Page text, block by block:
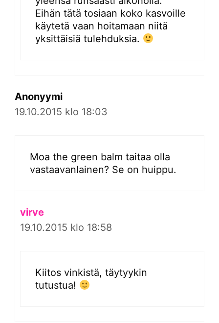
Eihän tätä tosiaan koko kasvoille
käytetä vaan hoitamaan niitä
yksittäisiä tulehduksia.
Anonyymi
19.10.2015 klo 18:03
Moa the green balm taitaa olla
vastaavanlainen? Se on huippu.
virve
19.10.2015 klo 18:58
Kiitos vinkistä, täytyykin
tutustua!